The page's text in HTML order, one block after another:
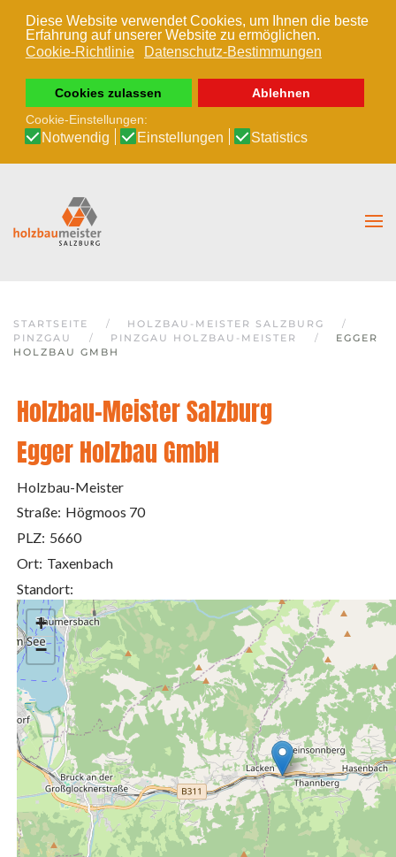
Diese Website verwendet Cookies, um Ihnen die beste
Erfahrung auf unserer Website zu ermöglichen.
Cookie-Richtlinie
Datenschutz-Bestimmungen
Cookies zulassen
Ablehnen
Cookie-Einstellungen:
Notwendig Einstellungen Statistics
Zum Hauptinhalt springen
STARTSEITE
HOLZBAU-MEISTER SALZBURG
PINZGAU
PINZGAU HOLZBAU-MEISTER
EGGER
HOLZBAU GMBH
Holzbau-Meister Salzburg
Egger Holzbau GmbH
Holzbau-Meister
Straße: Högmoos 70
PLZ: 5660
Ort: Taxenbach
Standort:
+
−